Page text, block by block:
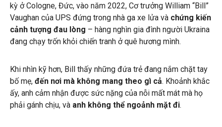
kỳ ở Cologne, Đức, vào năm 2022, Cơ trưởng William “Bill”
Vaughan của UPS đứng trong nhà ga xe lửa và chứng kiến
​​cảnh tượng đau lòng – hàng nghìn gia đình người Ukraina
đang chạy trốn khỏi chiến tranh ở quê hương mình.
Khi nhìn kỹ hơn, Bill thấy những đứa trẻ đang nắm chặt tay
bố mẹ, đến nơi mà không mang theo gì cả. Khoảnh khắc
ấy, anh cảm nhận được sức nặng của nỗi mất mát mà họ
phải gánh chịu, và anh không thể ngoảnh mặt đi.